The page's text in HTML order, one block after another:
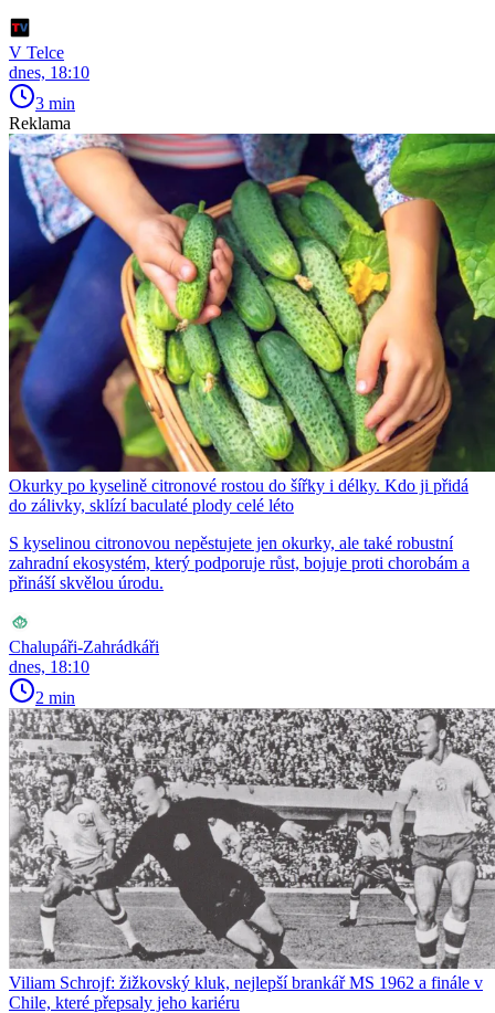
V Telce
dnes, 18:10
3 min
Reklama
Okurky po kyselině citronové rostou do šířky i délky. Kdo ji přidá
do zálivky, sklízí baculaté plody celé léto
S kyselinou citronovou nepěstujete jen okurky, ale také robustní
zahradní ekosystém, který podporuje růst, bojuje proti chorobám a
přináší skvělou úrodu.
Chalupáři-Zahrádkáři
dnes, 18:10
2 min
Viliam Schrojf: žižkovský kluk, nejlepší brankář MS 1962 a finále v
Chile, které přepsaly jeho kariéru